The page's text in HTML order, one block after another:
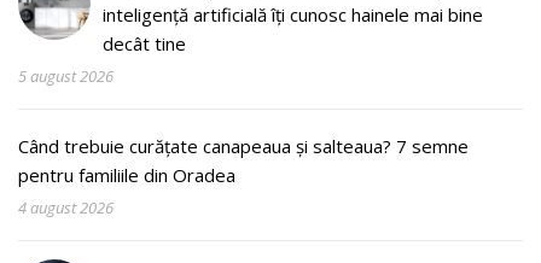
inteligență artificială îți cunosc hainele mai bine
decât tine
5 august 2026
Când trebuie curățate canapeaua și salteaua? 7 semne
pentru familiile din Oradea
4 august 2026